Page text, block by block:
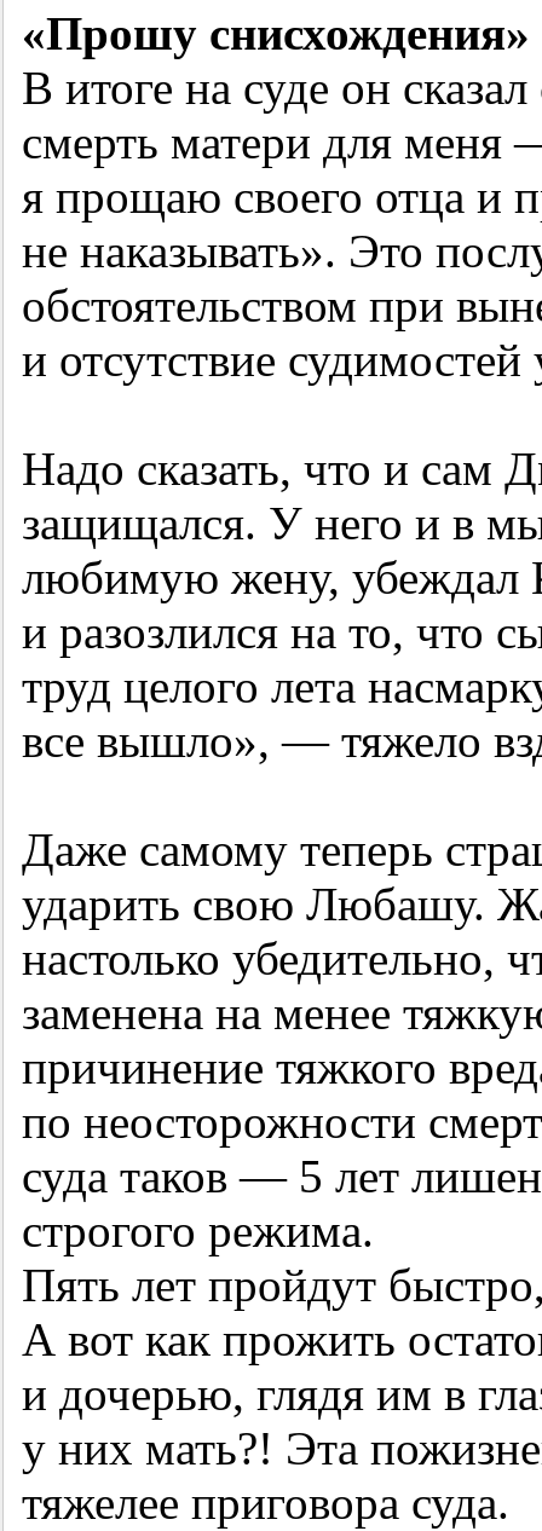
«Прошу снисхождения»
В итоге на суде он
смерть матери для
я прощаю своего отца и
не наказывать». Это
обстоятельством при
и отсутствие
Надо сказать, что и сам
защищался. У него и в
любимую жену, убеждал
и разозлился на то, что
труд целого лета
все вышло», — тяжело
Даже самому теперь
ударить свою Любашу.
настолько убедительно,
заменена на менее
причинение тяжкого
по неосторожности
суда таков — 5 лет
строгого режима.
Пять лет пройдут
А вот как прожить
и дочерью, глядя им в
у них мать?! Эта
тяжелее приговора суда.